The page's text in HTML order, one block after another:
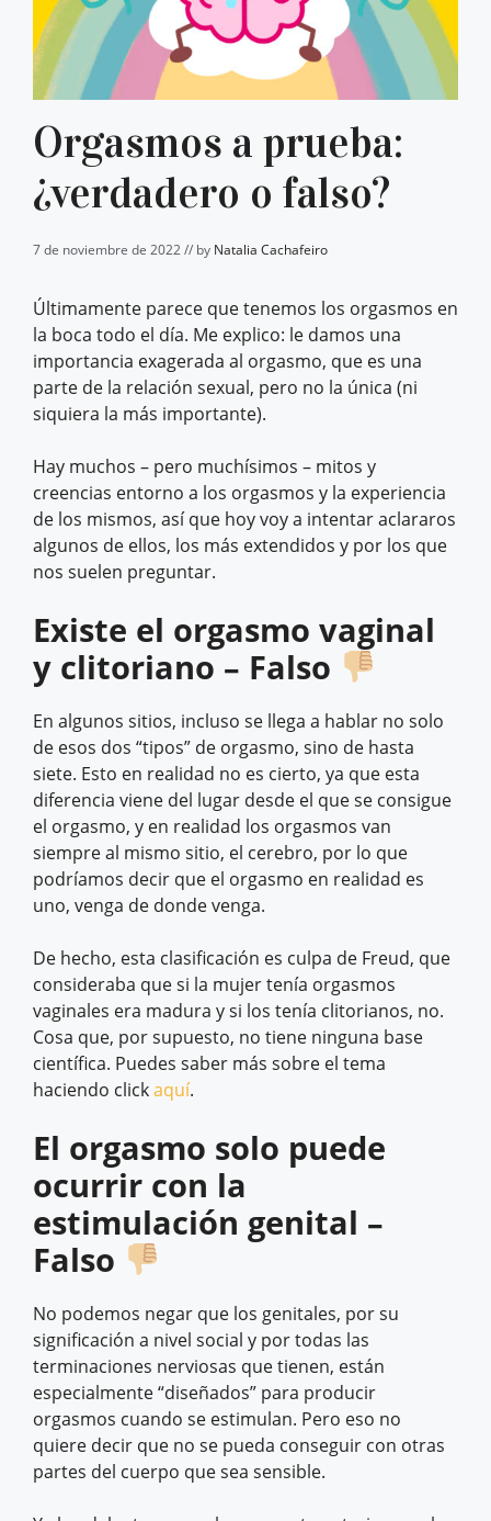
Orgasmos a prueba:
¿verdadero o falso?
7 de noviembre de 2022 // by Natalia Cachafeiro
Últimamente parece que tenemos los orgasmos en
la boca todo el día. Me explico: le damos una
importancia exagerada al orgasmo, que es una
parte de la relación sexual, pero no la única (ni
siquiera la más importante).
Hay muchos – pero muchísimos – mitos y
creencias entorno a los orgasmos y la experiencia
de los mismos, así que hoy voy a intentar aclararos
algunos de ellos, los más extendidos y por los que
nos suelen preguntar.
Existe el orgasmo vaginal
y clitoriano – Falso
En algunos sitios, incluso se llega a hablar no solo
de esos dos “tipos” de orgasmo, sino de hasta
siete. Esto en realidad no es cierto, ya que esta
diferencia viene del lugar desde el que se consigue
el orgasmo, y en realidad los orgasmos van
siempre al mismo sitio, el cerebro, por lo que
podríamos decir que el orgasmo en realidad es
uno, venga de donde venga.
De hecho, esta clasificación es culpa de Freud, que
consideraba que si la mujer tenía orgasmos
vaginales era madura y si los tenía clitorianos, no.
Cosa que, por supuesto, no tiene ninguna base
científica. Puedes saber más sobre el tema
haciendo clickaquí.
El orgasmo solo puede
ocurrir con la
estimulación genital –
Falso
No podemos negar que los genitales, por su
significación a nivel social y por todas las
terminaciones nerviosas que tienen, están
especialmente “diseñados” para producir
orgasmos cuando se estimulan. Pero eso no
quiere decir que no se pueda conseguir con otras
partes del cuerpo que sea sensible.